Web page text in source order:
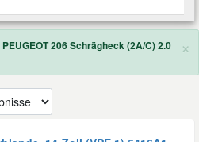
×
206 Schrägheck (2A/C) 2.0